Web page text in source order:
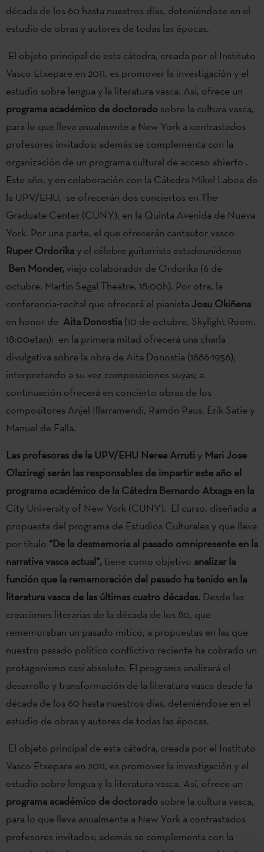
década de los 60 hasta nuestros días, deteniéndose en el
estudio de obras y autores de todas las épocas.
El objeto principal de esta cátedra, creada por el Instituto
Vasco Etxepare en 2011, es promover la investigación y el
estudio sobre lengua y la literatura vasca. Así, ofrece un
programa académico de doctorado sobre la cultura vasca,
para lo que lleva anualmente a New York a contrastados
profesores invitados; además se complementa con la
organización de un programa cultural de acceso abierto .
Este año, y en colaboración con la Cátedra Mikel Laboa de
la UPV/EHU, se ofrecerán dos conciertos en The
Graduate Center (CUNY), en la Quinta Avenida de Nueva
York. Por una parte, el que ofrecerán cantautor vasco
Ruper Ordorika y el célebre guitarrista estadounidense
Ben Monder, viejo colaborador de Ordorika (6 de
octubre, Martin Segal Theatre, 18:00h). Por otra, la
conferencia-recital que ofrecerá el pianista Josu Okiñena
en honor de Aita Donostia (10 de octubre, Skylight Room,
18:00etan): en la primera mitad ofrecerá una charla
divulgativa sobre la obra de Aita Donostia (1886-1956),
interpretando a su vez composiciones suyas; a
continuación ofrecerá en concierto obras de los
compositores Anjel Illarramendi, Ramón Paus, Erik Satie y
Manuel de Falla.
Las profesoras de la UPV/EHU Nerea Arruti y Mari Jose
Olaziregi serán las responsables de impartir este año el
programa académico de la Cátedra Bernardo Atxaga en la
City University of New York (CUNY). El curso, diseñado a
propuesta del programa de Estudios Culturales y que lleva
por título “De la desmemoria al pasado omnipresente en la
narrativa vasca actual”, tiene como objetivo analizar la
función que la rememoración del pasado ha tenido en la
literatura vasca de las últimas cuatro décadas. Desde las
creaciones literarias de la década de los 80, que
rememoraban un pasado mítico, a propuestas en las que
nuestro pasado político conflictivo reciente ha cobrado un
protagonismo casi absoluto. El programa analizará el
desarrollo y transformación de la literatura vasca desde la
década de los 60 hasta nuestros días, deteniéndose en el
estudio de obras y autores de todas las épocas.
El objeto principal de esta cátedra, creada por el Instituto
Vasco Etxepare en 2011, es promover la investigación y el
estudio sobre lengua y la literatura vasca. Así, ofrece un
programa académico de doctorado sobre la cultura vasca,
para lo que lleva anualmente a New York a contrastados
profesores invitados; además se complementa con la